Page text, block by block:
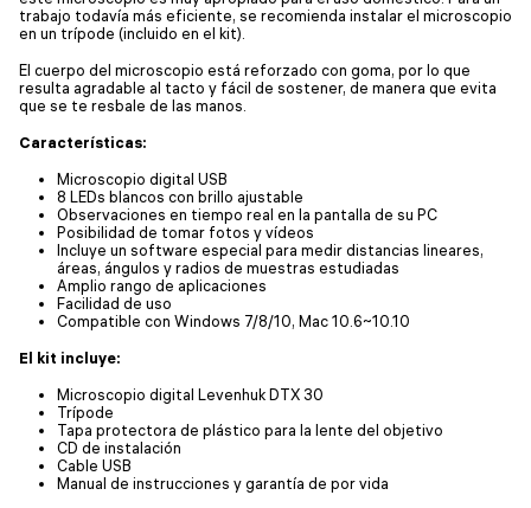
trabajo todavía más eficiente, se recomienda instalar el microscopio
en un trípode (incluido en el kit).
El cuerpo del microscopio está reforzado con goma, por lo que
resulta agradable al tacto y fácil de sostener, de manera que evita
que se te resbale de las manos.
Características:
Microscopio digital USB
8 LEDs blancos con brillo ajustable
Observaciones en tiempo real en la pantalla de su PC
Posibilidad de tomar fotos y vídeos
Incluye un software especial para medir distancias lineares,
áreas, ángulos y radios de muestras estudiadas
Amplio rango de aplicaciones
Facilidad de uso
Compatible con Windows 7/8/10, Mac 10.6~10.10
El kit incluye:
Microscopio digital Levenhuk DTX 30
Trípode
Tapa protectora de plástico para la lente del objetivo
CD de instalación
Cable USB
Manual de instrucciones y garantía de por vida